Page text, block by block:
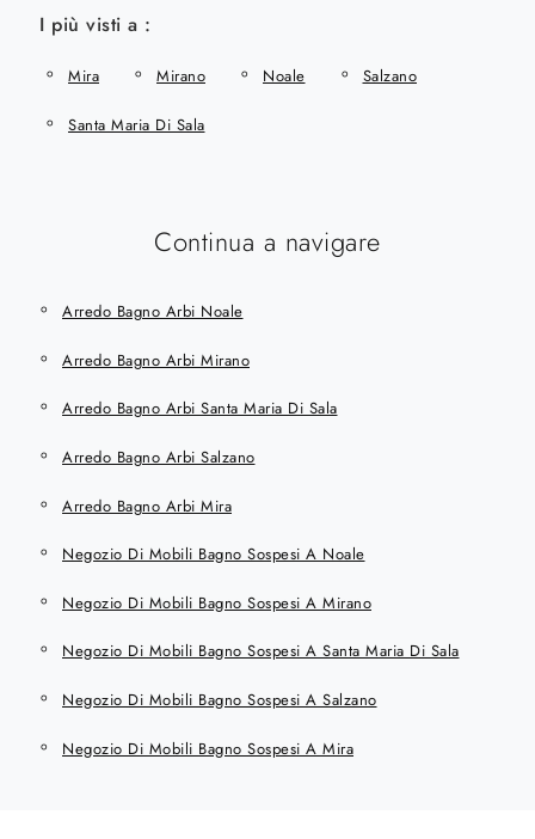
I più visti a :
Mira Mirano Noale Salzano
Santa Maria Di Sala
Continua a navigare
Arredo Bagno Arbi Noale
Arredo Bagno Arbi Mirano
Arredo Bagno Arbi Santa Maria Di Sala
Arredo Bagno Arbi Salzano
Arredo Bagno Arbi Mira
Negozio Di Mobili Bagno Sospesi A Noale
Negozio Di Mobili Bagno Sospesi A Mirano
Negozio Di Mobili Bagno Sospesi A Santa Maria Di Sala
Negozio Di Mobili Bagno Sospesi A Salzano
Negozio Di Mobili Bagno Sospesi A Mira